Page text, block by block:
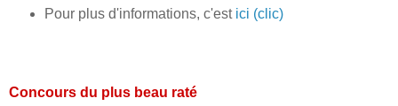
Pour plus d'informations, c'est ici (clic)
Concours du plus beau raté